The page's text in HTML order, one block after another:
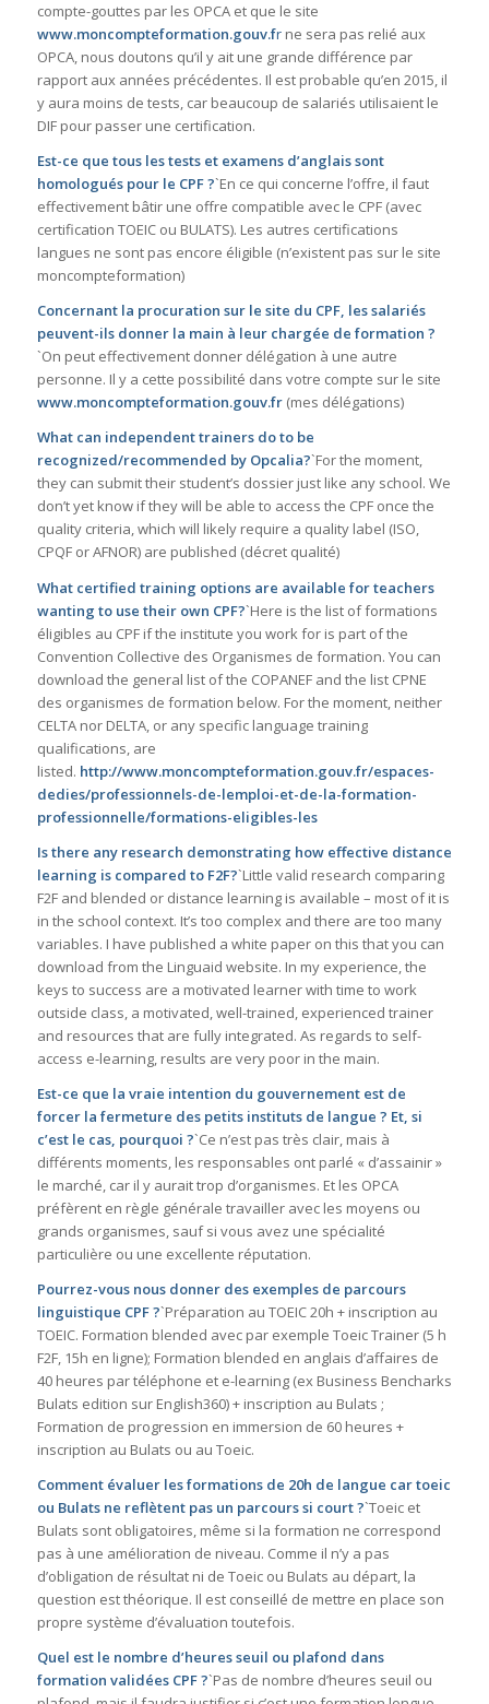
compte-gouttes par les OPCA et que le site
www.moncompteformation.gouv.frne sera pas relié aux
OPCA, nous doutons qu’il y ait une grande différence par
rapport aux années précédentes. Il est probable qu’en 2015, il
y aura moins de tests, car beaucoup de salariés utilisaient le
DIF pour passer une certification.
Est-ce que tous les tests et examens d’anglais sont
homologués pour le CPF ?`En ce qui concerne l’offre, il faut
effectivement bâtir une offre compatible avec le CPF (avec
certification TOEIC ou BULATS). Les autres certifications
langues ne sont pas encore éligible (n’existent pas sur le site
moncompteformation)
Concernant la procuration sur le site du CPF, les salariés
peuvent-ils donner la main à leur chargée de formation ?
`On peut effectivement donner délégation à une autre
personne. Il y a cette possibilité dans votre compte sur le site
www.moncompteformation.gouv.fr(mes délégations)
What can independent trainers do to be
recognized/recommended by Opcalia?`For the moment,
they can submit their student’s dossier just like any school. We
don’t yet know if they will be able to access the CPF once the
quality criteria, which will likely require a quality label (ISO,
CPQF or AFNOR) are published (décret qualité)
What certified training options are available for teachers
wanting to use their own CPF?`Here is the list of formations
éligibles au CPF if the institute you work for is part of the
Convention Collective des Organismes de formation. You can
download the general list of the COPANEF and the list CPNE
des organismes de formation below. For the moment, neither
CELTA nor DELTA, or any specific language training
qualifications, are
listed. http://www.moncompteformation.gouv.fr/espaces-
dedies/professionnels-de-lemploi-et-de-la-formation-
professionnelle/formations-eligibles-les
Is there any research demonstrating how effective distance
learning is compared to F2F?`Little valid research comparing
F2F and blended or distance learning is available – most of it is
in the school context. It’s too complex and there are too many
variables. I have published a white paper on this that you can
download from the Linguaid website. In my experience, the
keys to success are a motivated learner with time to work
outside class, a motivated, well-trained, experienced trainer
and resources that are fully integrated. As regards to self-
access e-learning, results are very poor in the main.
Est-ce que la vraie intention du gouvernement est de
forcer la fermeture des petits instituts de langue ? Et, si
c’est le cas, pourquoi ?`Ce n’est pas très clair, mais à
différents moments, les responsables ont parlé « d’assainir »
le marché, car il y aurait trop d’organismes. Et les OPCA
préfèrent en règle générale travailler avec les moyens ou
grands organismes, sauf si vous avez une spécialité
particulière ou une excellente réputation.
Pourrez-vous nous donner des exemples de parcours
linguistique CPF ?`Préparation au TOEIC 20h + inscription au
TOEIC. Formation blended avec par exemple Toeic Trainer (5 h
F2F, 15h en ligne); Formation blended en anglais d’affaires de
40 heures par téléphone et e-learning (ex Business Bencharks
Bulats edition sur English360) + inscription au Bulats ;
Formation de progression en immersion de 60 heures +
inscription au Bulats ou au Toeic.
Comment évaluer les formations de 20h de langue car toeic
ou Bulats ne reflètent pas un parcours si court ?`Toeic et
Bulats sont obligatoires, même si la formation ne correspond
pas à une amélioration de niveau. Comme il n’y a pas
d’obligation de résultat ni de Toeic ou Bulats au départ, la
question est théorique. Il est conseillé de mettre en place son
propre système d’évaluation toutefois.
Quel est le nombre d’heures seuil ou plafond dans
formation validées CPF ?`Pas de nombre d’heures seuil ou